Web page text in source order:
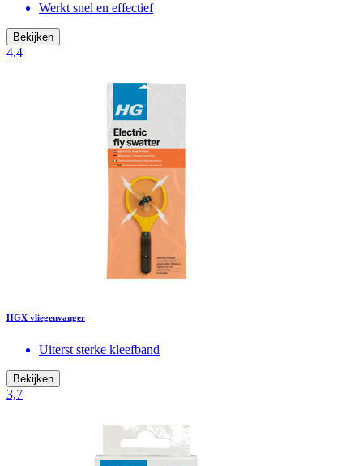
Werkt snel en effectief
Bekijken
4,4
HGX vliegenvanger
Uiterst sterke kleefband
Bekijken
3,7